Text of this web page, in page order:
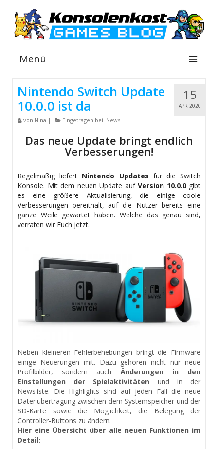
Menü
NEWS
INFOS
GUIDES
15
APR 2020
Nintendo Switch Update
10.0.0 ist da
von Nina | Eingetragen bei: News
Das neue Update bringt endlich
Verbesserungen!
Regelmäßig liefert Nintendo Updates für die Switch
Konsole. Mit dem neuen Update auf Version 10.0.0gibt
es eine größere Aktualisierung, die einige coole
Verbesserungen bereithält, auf die Nutzer bereits eine
ganze Weile gewartet haben. Welche das genau sind,
verraten wir Euch jetzt.
Neben kleineren Fehlerbehebungen bringt die Firmware
einige Neuerungen mit. Dazu gehören nicht nur neue
Profilbilder, sondern auch Änderungen in den
Einstellungen der Spielaktivitäten und in der
Newsliste. Die Highlights sind auf jeden Fall die neue
Datenübertragung zwischen dem Systemspeicher und der
SD-Karte sowie die Möglichkeit, die Belegung der
Controller-Buttons zu ändern.
Hier eine Übersicht über alle neuen Funktionen im
Detail: